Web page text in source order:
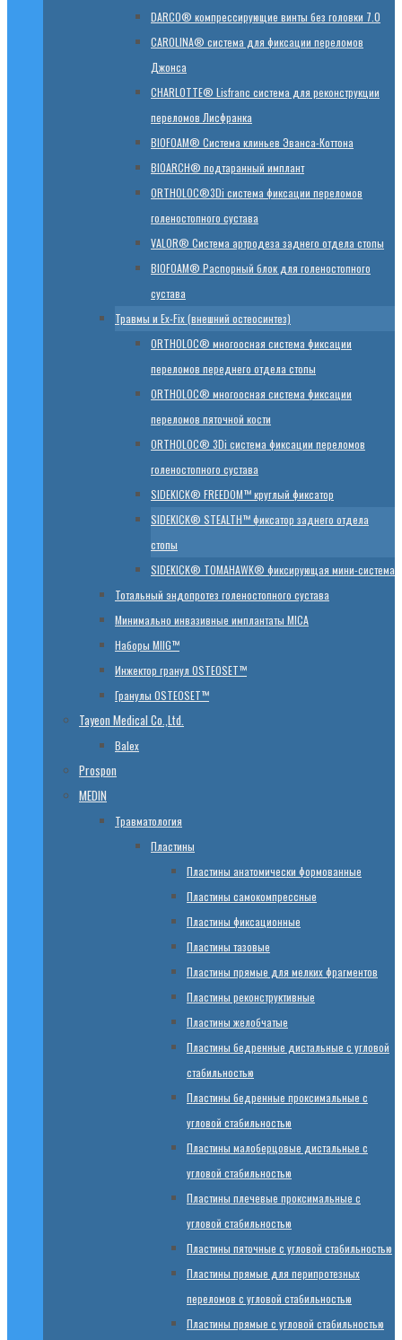
DARCO® компрессирующие винты без головки 7.0
CAROLINA® система для фиксации переломов
Джонса
CHARLOTTE® Lisfranc система для реконструкции
переломов Лисфранка
BIOFOAM® Система клиньев Эванса-Коттона
BIOARCH® подтаранный имплант
ORTHOLOC®3Di система фиксации переломов
голеностопного сустава
VALOR® Система артродеза заднего отдела стопы
BIOFOAM® Распорный блок для голеностопного
сустава
Травмы и Ex-Fix (внешний остеосинтез)
ORTHOLOC® многоосная система фиксации
переломов переднего отдела стопы
ORTHOLOC® многоосная система фиксации
переломов пяточной кости
ORTHOLOC® 3Di система фиксации переломов
голеностопного сустава
SIDEKICK® FREEDOM™ круглый фиксатор
SIDEKICK® STEALTH™ фиксатор заднего отдела
стопы
SIDEKICK® TOMAHAWK® фиксирующая мини-система
Тотальный эндопротез голеностопного сустава
Минимально инвазивные имплантаты MICA
Наборы MIIG™
Инжектор гранул OSTEOSET™
Гранулы OSTEOSET™
Tayeon Medical Co.,Ltd.
Balex
Prospon
MEDIN
Травматология
Пластины
Пластины анатомически формованные
Пластины самокомпрессные
Пластины фиксационные
Пластины тазовые
Пластины прямые для мелких фрагментов
Пластины реконструктивные
Пластины желобчатые
Пластины бедренные дистальные с угловой
стабильностью
Пластины бедренные проксимальные с
угловой стабильностью
Пластины малоберцовые дистальные с
угловой стабильностью
Пластины плечевые проксимальные с
угловой стабильностью
Пластины пяточные с угловой стабильностью
Пластины прямые для перипротезных
переломов с угловой стабильностью
Пластины прямые с угловой стабильностью